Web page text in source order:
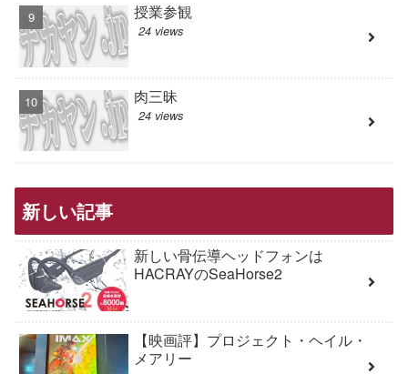
授業参観
24 views
肉三昧
24 views
新しい記事
新しい骨伝導ヘッドフォンは
HACRAYのSeaHorse2
【映画評】プロジェクト・ヘイル・
メアリー